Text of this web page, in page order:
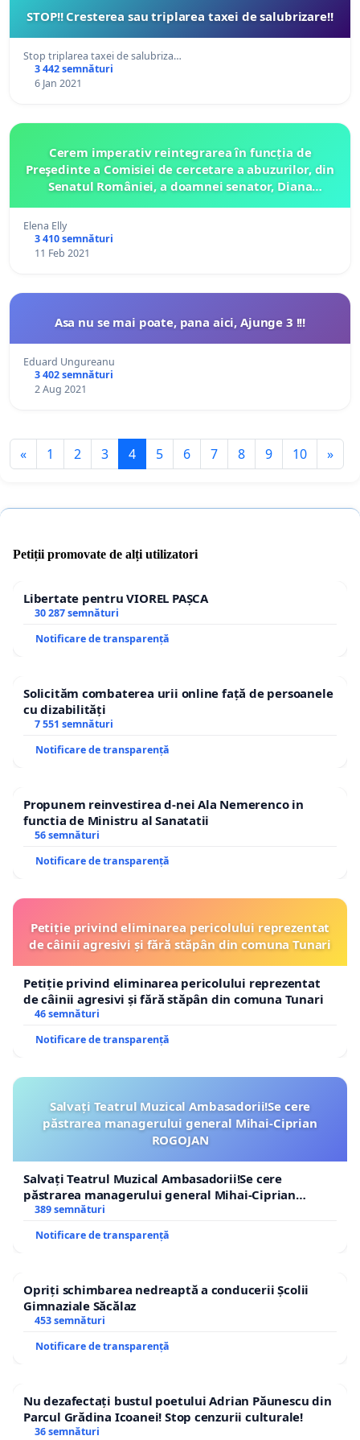
STOP!! Cresterea sau triplarea taxei de salubrizare!!
Stop triplarea taxei de salubriza…
3 442 semnături
6 Jan 2021
Cerem imperativ reintegrarea în funcția de
Preşedinte a Comisiei de cercetare a abuzurilor, din
Senatul României, a doamnei senator, Diana
Elena Elly
3 410 semnături
11 Feb 2021
Asa nu se mai poate, pana aici, Ajunge 3 !!!
Eduard Ungureanu
3 402 semnături
2 Aug 2021
« 1 2 3 4 5 6 7 8 9 10 »
Petiții promovate de alți utilizatori
Libertate pentru VIOREL PAȘCA
30 287 semnături
Notificare de transparență
Solicităm combaterea urii online față de persoanele
cu dizabilități
7 551 semnături
Notificare de transparență
Propunem reinvestirea d-nei Ala Nemerenco in
functia de Ministru al Sanatatii
56 semnături
Notificare de transparență
Petiție privind eliminarea pericolului reprezentat
de câinii agresivi și fără stăpân din comuna Tunari
Petiție privind eliminarea pericolului reprezentat
de câinii agresivi și fără stăpân din comuna Tunari
46 semnături
Notificare de transparență
Salvați Teatrul Muzical Ambasadorii!Se cere
păstrarea managerului general Mihai-Ciprian
ROGOJAN
Salvați Teatrul Muzical Ambasadorii!Se cere
păstrarea managerului general Mihai-Ciprian
ROGOJAN
389 semnături
Notificare de transparență
Opriți schimbarea nedreaptă a conducerii Școlii
Gimnaziale Săcălaz
453 semnături
Notificare de transparență
Nu dezafectați bustul poetului Adrian Păunescu din
Parcul Grădina Icoanei! Stop cenzurii culturale!
36 semnături